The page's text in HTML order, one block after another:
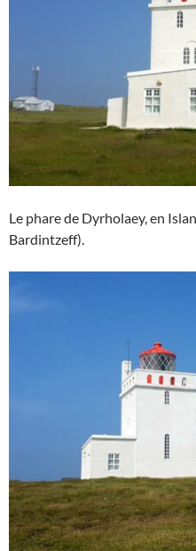
Le phare de Dyrholaey, en
Bardintzeff).